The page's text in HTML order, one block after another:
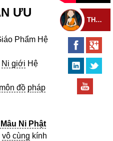
ƯU
Phẩm Hệ
Ni giới Hệ
môn đồ pháp
Ni Phật
vô cùng kính
THEO DÕI THIỀN TỰ